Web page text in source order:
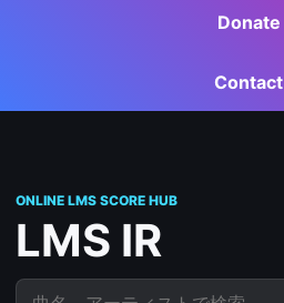
Donate
Contact
ONLINE LMS SCORE HUB
LMS IR
曲名、アーティストで検索